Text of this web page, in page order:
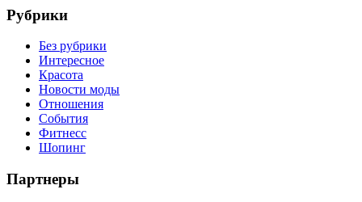
Рубрики
Без рубрики
Интересное
Красота
Новости моды
Отношения
События
Фитнесс
Шопинг
Партнеры